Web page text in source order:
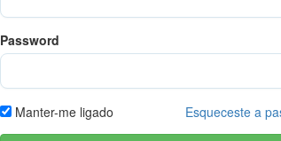
Password
Manter-me ligado Esqueceste a